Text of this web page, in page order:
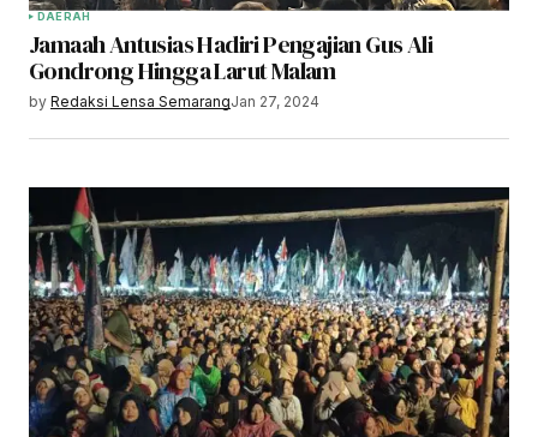
DAERAH
Jamaah Antusias Hadiri Pengajian Gus Ali
Gondrong Hingga Larut Malam
by Redaksi Lensa SemarangJan 27, 2024